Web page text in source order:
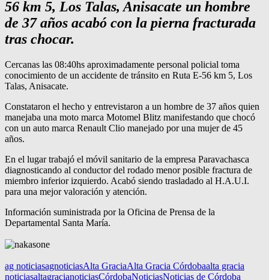
56 km 5, Los Talas, Anisacate un hombre
de 37 años acabó con la pierna fracturada
tras chocar.
Cercanas las 08:40hs aproximadamente personal policial toma
conocimiento de un accidente de tránsito en Ruta E-56 km 5, Los
Talas, Anisacate.
Constataron el hecho y entrevistaron a un hombre de 37 años quien
manejaba una moto marca Motomel Blitz manifestando que chocó
con un auto marca Renault Clio manejado por una mujer de 45
años.
En el lugar trabajó el móvil sanitario de la empresa Paravachasca
diagnosticando al conductor del rodado menor posible fractura de
miembro inferior izquierdo. Acabó siendo trasladado al H.A.U.I.
para una mejor valoración y atención.
Información suministrada por la Oficina de Prensa de la
Departamental Santa María.
ag noticiasagnoticiasAlta GraciaAlta Gracia Córdobaalta gracia
noticiasaltagracianoticiasCórdobaNoticiasNoticias de Córdoba